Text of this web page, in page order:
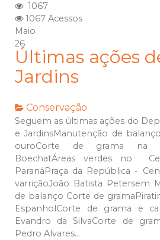
1067
1067 Acessos
Maio
26
Últimas ações
Jardins
Conservação
Seguem as últimas ações do
e JardinsManutenção de
ouroCorte de grama na
BoechatÁreas verdes no
ParanáPraça da República -
varriçãoJoão Batista Petersem
de balanço Corte de
EspanholCorte de grama e
Evandro da SilvaCorte de
Pedro Alvares...